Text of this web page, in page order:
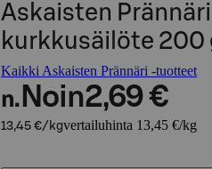
Askaisten
kurkkusäilöte 200
Kaikki Askaisten Prännäri -tuotteet
n. Noin2,69 €
13,45 €/kgvertailuhinta 13,45 €/kg